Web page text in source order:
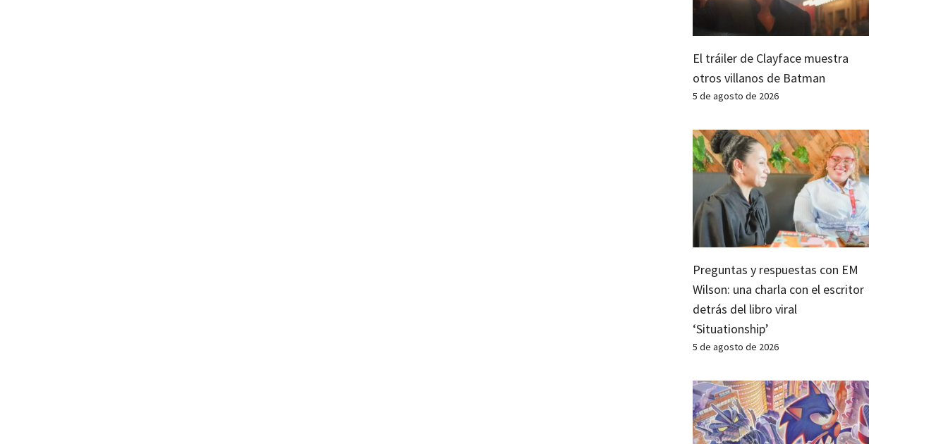
El tráiler de Clayface muestra
otros villanos de Batman
5 de agosto de 2026
Preguntas y respuestas con EM
Wilson: una charla con el escritor
detrás del libro viral
‘Situationship’
5 de agosto de 2026